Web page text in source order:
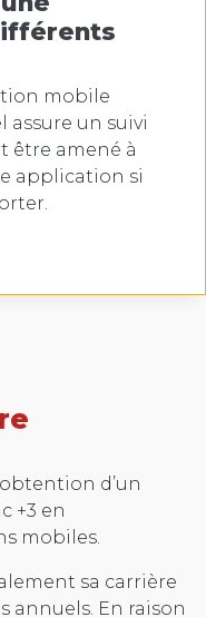
mobile
assure un suivi
être amené à
application si
d’un
+3 en
mobiles.
sa carrière
annuels. En raison